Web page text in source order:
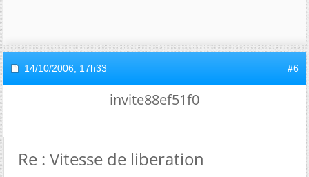
14/10/2006, 17h33 #6
invite88ef51f0
Re : Vitesse de liberation